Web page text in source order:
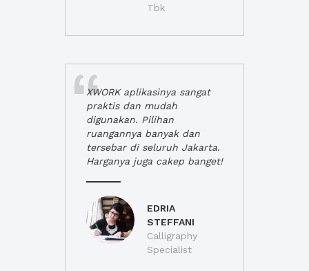
Tbk
XWORK aplikasinya sangat
praktis dan mudah
digunakan. Pilihan
ruangannya banyak dan
tersebar di seluruh Jakarta.
Harganya juga cakep banget!
EDRIA
STEFFANI
Calligraphy
Specialist